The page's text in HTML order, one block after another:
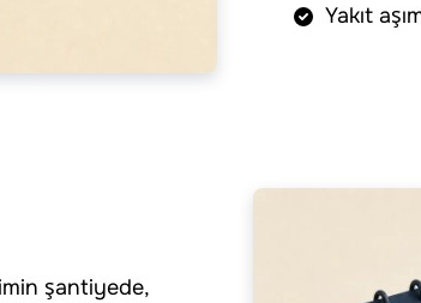
Yakıt
şantiyede,